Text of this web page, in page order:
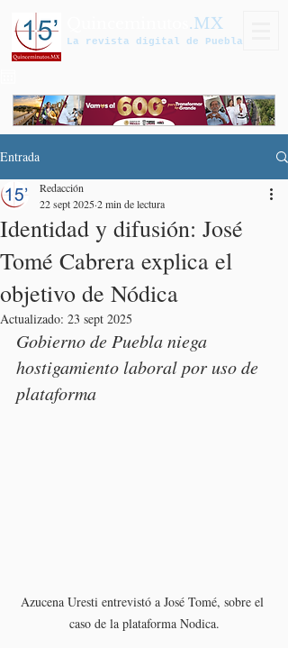
.MX
La revista digital de Puebla
Entrada
Identidad y difusión: José
Tomé Cabrera explica el
objetivo de Nódica
Redacción
22 sept 20252 min de lectura
Actualizado: 23 sept 2025
Gobierno de Puebla niega
hostigamiento laboral por uso de
plataforma
Azucena Uresti entrevistó a José Tomé, sobre el
caso de la plataforma Nodica.